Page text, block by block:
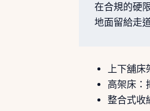
在合規的硬
地面留給走
上下舖床
高架床：
整合式收